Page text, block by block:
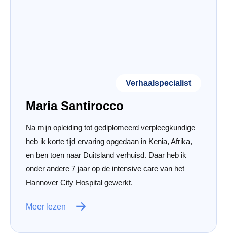
Verhaalspecialist
Maria Santirocco
Na mijn opleiding tot gediplomeerd verpleegkundige
heb ik korte tijd ervaring opgedaan in Kenia, Afrika,
en ben toen naar Duitsland verhuisd. Daar heb ik
onder andere 7 jaar op de intensive care van het
Hannover City Hospital gewerkt.
Meer lezen